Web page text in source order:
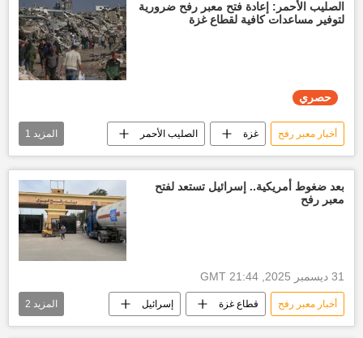
الصليب الأحمر: إعادة فتح معبر رفح ضرورية
لتوفير مساعدات كافية لقطاع غزة
حصري
أخبار معبر رفح غزة الصليب الأحمر
العالم العربي
المزيد 1
بعد ضغوط أمريكية.. إسرائيل تستعد لفتح
معبر رفح
31 ديسمبر 2025, 21:44 GMT
أخبار معبر رفح قطاع غزة إسرائيل
العالم العربي الأخبار
المزيد 2